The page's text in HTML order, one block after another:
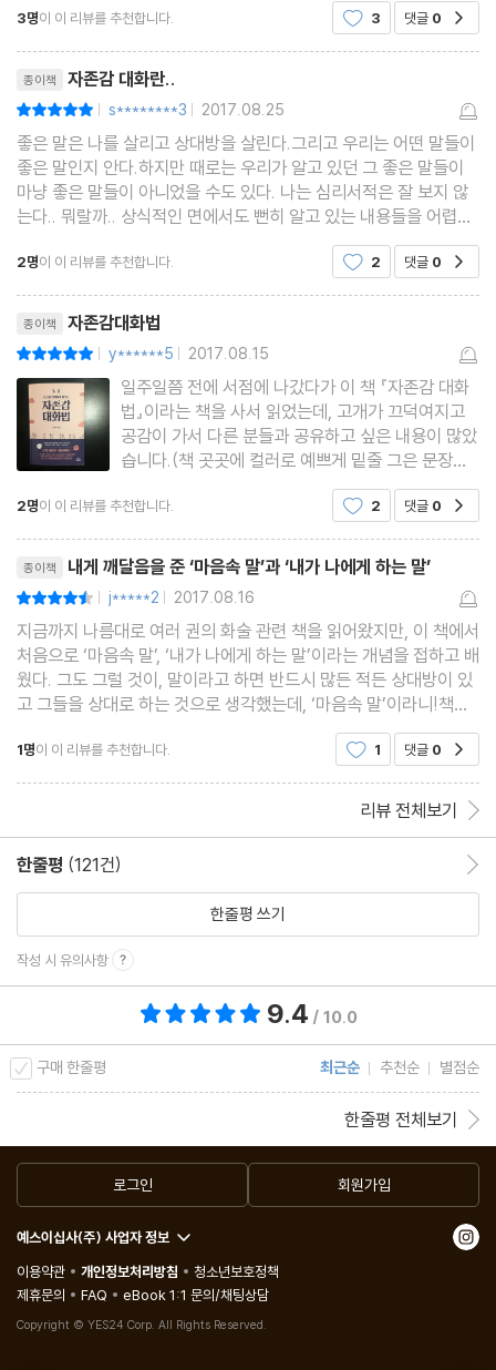
하지 말고 직접 대화하라
당장 대면하라
Counseling 19. “대화가 필요해, 우린 대화가 부족해” - 3가지 대
면 방법
Chapter 3_ 가족과 친구에게 하는 말
Counseling 20. 성격 장애를 가진 사람이 치료에 거부적 태도를
보이는 이유
Counseling 21. 말 안 해도 아는 게 아니라 말해야 안다 - 정신적
인 ‘자가 면역 질환’에 대처하는 방법
Counseling 22. 아첨은 자신을 향하지만 칭찬은 상대방을 향한다
- 칭찬의 역할과 기술
Counseling 23. 칭찬하되, 꼭 필요한 점을 선택해서 구체적으로 칭
Counseling 24. 나쁜 소식은 좋은 소식보다 7배 더 빨리, 11배 더
멀리 퍼져나간다 - 세상에서 가장 빠르고 위험한 말, 소문
Counseling 25. 윗말[言]이 맑아야 아랫말[言]도 맑다 - 긍정적
강화 배우기
Counseling 26. 더 큰 보상을 위해 지금 하고 싶은 말을 참기 - 강
Counseling 27. 자기감정 들여다보기, 읽기, 그대로 말하기
Counseling 28. ‘내가 정말 바라는 게 뭐지?’라고 자신에게 질문하
Chapter 4_ 연인과 배우자에게 하는 말
Counseling 29. 자신의 실수를 인정하고 솔직하게 부탁하라
Counseling 31. 당신이 던진 ‘말 폭탄’은 수십 배 더 강한 무기가 되
어 돌아온다
Counseling 32. 자기감정을 잘 표현하는 일에서 좋은 부부관계가
시작된다
Counseling 33. 프리페어 인리치 의사소통 유형 4가지
Counseling 34. 강점 상승 대화법의 4가지 유형
Counseling 35. 말하기보다 중요한 듣기 - 적&건 반응?적&파 반
응?소&파 반응
Counseling 36. 성공을 위해 반드시 길러야 할 습관, 의사소통
성격장애에 대한 부분은 독자가 인간의 심리
3명이 이 리뷰를 추천합니다. 3 댓글 0
종이책 자존감 대화란..
| s********3 | 2017.08.25
좋은 말은 나를 살리고 상대방을 살린다.그리고 우리는 어떤 말들이
좋은 말인지 안다.하지만 때로는 우리가 알고 있던 그 좋은 말들이
마냥 좋은 말들이 아니었을 수도 있다. 나는 심리서적은 잘 보지 않
는다.. 뭐랄까.. 상식적인 면에서도 뻔히 알고 있는 내용들을 어렵게
썼다고 해야 할까?읽다보면 뻔한 말들 같았다.이 책은 내가 알고 있
던 심리학적, 사람들과의 관계적 측면에서 내
2명이 이 리뷰를 추천합니다. 2 댓글 0
종이책 자존감대화법
| y******5 | 2017.08.15
일주일쯤 전에 서점에 나갔다가 이 책 『자존감 대화
법』이라는 책을 사서 읽었는데, 고개가 끄덕여지고
공감이 가서 다른 분들과 공유하고 싶은 내용이 많았
습니다.(책 곳곳에 컬러로 예쁘게 밑줄 그은 문장이
꽤 많았는데, 묘하게도 그 문장들 대부분이 저 역시
밑줄 긋고 싶은 문장들이었습니다.^^)감상평을 주저
좋겠다 싶어 아래에
2명이 이 리뷰를 추천합니다. 2 댓글 0
종이책 내게 깨달음을 준 ‘마음속 말’과 ‘내가 나에게 하는 말’
| j*****2 | 2017.08.16
지금까지 나름대로 여러 권의 화술 관련 책을 읽어왔지만, 이 책에서
처음으로 ‘마음속 말’, ‘내가 나에게 하는 말’이라는 개념을 접하고 배
웠다. 그도 그럴 것이, 말이라고 하면 반드시 많든 적든 상대방이 있
고 그들을 상대로 하는 것으로 생각했는데, ‘마음속 말’이라니!책을
읽어보고, ‘마음속 말’의 개념이 무엇인지, 그리고 그것이 우리가 통
상 말이라고 생각하는, ‘입 밖
1명이 이 리뷰를 추천합니다. 1 댓글 0
리뷰 전체보기
한줄평 (121건)
한줄평 쓰기
작성 시 유의사항
9.4 / 10.0
구매 한줄평 최근순 추천순 별점순
한줄평 전체보기
로그인 회원가입
예스이십사(주) 사업자 정보
이용약관
개인정보처리방침
청소년보호정책
제휴문의
FAQ eBook 1:1 문의/채팅상담
Copyright © YES24 Corp. All Rights Reserved.